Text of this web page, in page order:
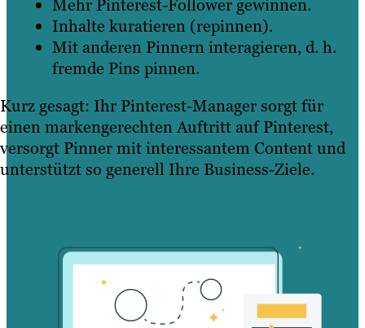
Mehr Pinterest-Follower gewinnen.
Inhalte kuratieren (repinnen).
Mit anderen Pinnern interagieren, d. h.
fremde Pins pinnen.
Kurz gesagt: Ihr Pinterest-Manager sorgt für
einen markengerechten Auftritt auf Pinterest,
versorgt Pinner mit interessantem Content und
unterstützt so generell Ihre Business-Ziele.